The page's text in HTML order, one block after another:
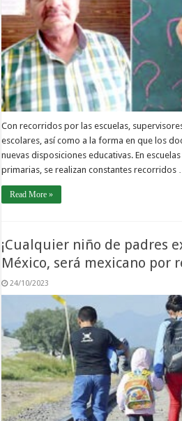
Con recorridos por las escuelas,
escolares, así como a la forma en que los
nuevas disposiciones educativas. En
primarias, se realizan constantes recorridos
Read More »
¡Cualquier niño de padres
México, será mexicano por
24/10/2023